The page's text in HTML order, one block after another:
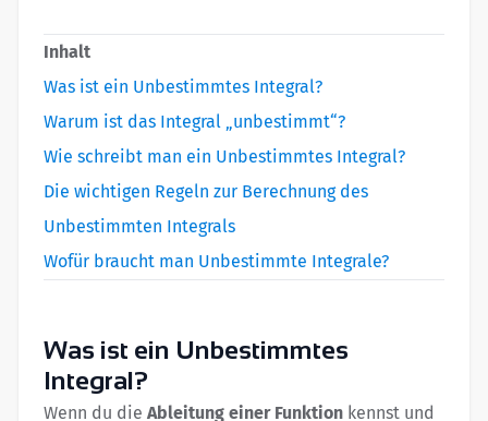
Inhalt
Was ist ein Unbestimmtes Integral?
Warum ist das Integral „unbestimmt“?
Wie schreibt man ein Unbestimmtes Integral?
Die wichtigen Regeln zur Berechnung des
Unbestimmten Integrals
Wofür braucht man Unbestimmte Integrale?
Was ist ein Unbestimmtes
Integral?
Wenn du die Ableitung einer Funktion kennst und